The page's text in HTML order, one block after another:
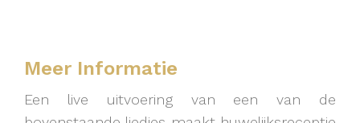
Meer Informatie
Een live uitvoering van een van de